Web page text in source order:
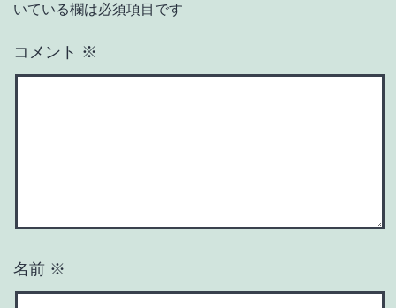
いている欄は必須項目です
コメント ※
名前 ※